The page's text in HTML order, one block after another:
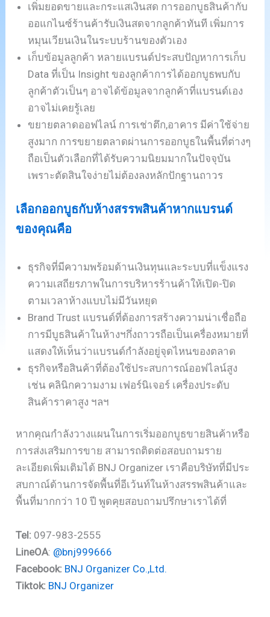
เพิ่มยอดขายและกระแสเงินสด การออกบูธสินค้ากับ
ออแกไนซ์ร้านค้ารับเงินสดจากลูกค้าทันที เพิ่มการ
หมุนเวียนเงินในระบบร้านของตัวเอง
เก็บข้อมูลลูกค้า หลายแบรนด์ประสบปัญหาการเก็บ
Data ที่เป็น Insight ของลูกค้าการได้ออกบูธพบกับ
ลูกค้าตัวเป็นๆ อาจได้ข้อมูลจากลูกค้าที่แบรนด์เอง
อาจไม่เคยรู้เลย
ขยายตลาดออฟไลน์ การเช่าตึก,อาคาร มีค่าใช้จ่าย
สูงมาก การขยายตลาดผ่านการออกบูธในพื้นที่ต่างๆ
ถือเป็นตัวเลือกที่ได้รับความนิยมมากในปัจจุบัน
เพราะตัดสินใจง่ายไม่ต้องลงหลักปักฐานถาวร
เลือกออกบูธกับห้างสรรพสินค้าหากแบรนด์
ของคุณคือ
ธุรกิจที่มีความพร้อมด้านเงินทุนและระบบที่แข็งแรง
ความเสถียรภาพในการบริหารร้านค้าให้เปิด-ปิด
ตามเวลาห้างแบบไม่มีวันหยุด
Brand Trust แบรนด์ที่ต้องการสร้างความน่าเชื่อถือ
การมีบูธสินค้าในห้างฯกึ่งถาวรถือเป็นเครื่องหมายที่
แสดงให้เห็นว่าแบรนด์กำลังอยู่จุดไหนของตลาด
ธุรกิจหรือสินค้าที่ต้องใช้ประสบการณ์ออฟไลน์สูง
เช่น คลินิกความงาม เฟอร์นิเจอร์ เครื่องประดับ
สินค้าราคาสูง ฯลฯ
หากคุณกำลังวางแผนในการเริ่มออกบูธขายสินค้าหรือ
การส่งเสริมการขาย สามารถติดต่อสอบถามราย
ละเอียดเพิ่มเติมได้ BNJ Organizer เราคือบริษัทที่มีประ
สบกาณ์ด้านการจัดพื้นที่อีเว้นท์ในห้างสรรพสินค้าและ
พื้นที่มากกว่า 10 ปี พูดคุยสอบถามปรึกษาเราได้ที่
Tel: 097-983-2555
LineOA: @bnj999666
Facebook: BNJ Organizer Co.,Ltd.
Tiktok: BNJ Organizer